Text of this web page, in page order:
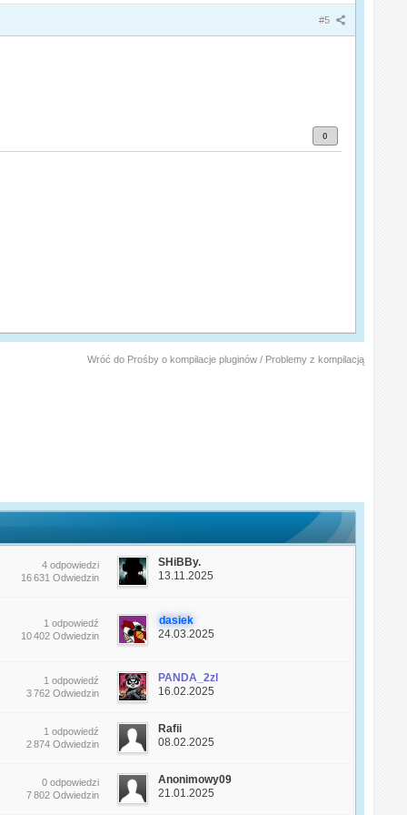
#5
0
Wróć do Prośby o kompilacje pluginów / Problemy z kompilacją
4 odpowiedzi
16 631 Odwiedzin
SHiBBy.
13.11.2025
1 odpowiedź
10 402 Odwiedzin
dasiek
24.03.2025
1 odpowiedź
3 762 Odwiedzin
PANDA_2zl
16.02.2025
1 odpowiedź
2 874 Odwiedzin
Rafii
08.02.2025
0 odpowiedzi
7 802 Odwiedzin
Anonimowy09
21.01.2025